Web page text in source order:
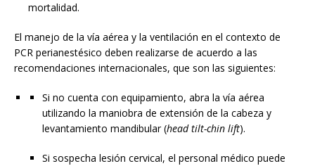
mortalidad.
El manejo de la vía aérea y la ventilación en el contexto de
PCR perianestésico deben realizarse de acuerdo a las
recomendaciones internacionales, que son las siguientes:
Si no cuenta con equipamiento, abra la vía aérea
utilizando la maniobra de extensión de la cabeza y
levantamiento mandibular (head tilt-chin lift).
Si sospecha lesión cervical, el personal médico puede